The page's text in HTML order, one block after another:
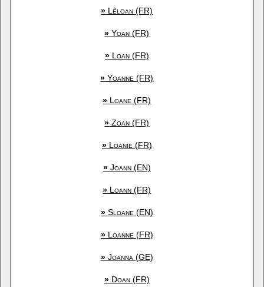
» Lêloan (FR)
» Yoan (FR)
»Loan (FR)
» Yoanne (FR)
» Loane (FR)
» Zoan (FR)
»Loanie (FR)
»Joann (EN)
» Loann (FR)
»Sloane (EN)
»Loanne (FR)
»Joanna (GE)
»Doan (FR)